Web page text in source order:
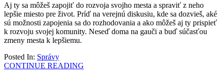
Aj ty sa môžeš zapojiť do rozvoja svojho mesta a spraviť z neho
lepšie miesto pre život. Príď na verejnú diskusiu, kde sa dozvieš, aké
sú možnosti zapojenia sa do rozhodovania a ako môžeš aj ty prispieť
k rozvoju svojej komunity. Neseď doma na gauči a buď súčasťou
zmeny mesta k lepšiemu.
Posted In: Správy
CONTINUE READING